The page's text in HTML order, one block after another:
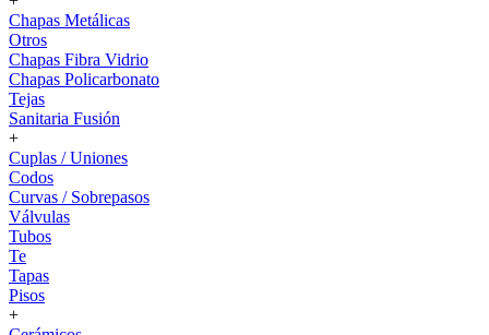
Chapas Metálicas
Otros
Chapas Fibra Vidrio
Chapas Policarbonato
Tejas
Sanitaria Fusión
+
Cuplas / Uniones
Codos
Curvas / Sobrepasos
Válvulas
Tubos
Te
Tapas
Pisos
+